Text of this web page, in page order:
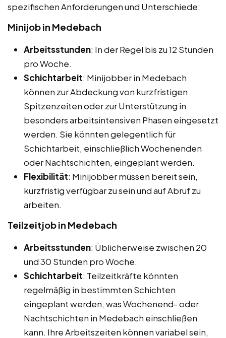
spezifischen Anforderungen und Unterschiede:
Minijob in Medebach
Arbeitsstunden: In der Regel bis zu 12 Stunden
pro Woche.
Schichtarbeit: Minijobber in Medebach
können zur Abdeckung von kurzfristigen
Spitzenzeiten oder zur Unterstützung in
besonders arbeitsintensiven Phasen eingesetzt
werden. Sie könnten gelegentlich für
Schichtarbeit, einschließlich Wochenenden
oder Nachtschichten, eingeplant werden.
Flexibilität: Minijobber müssen bereit sein,
kurzfristig verfügbar zu sein und auf Abruf zu
arbeiten.
Teilzeitjob in Medebach
Arbeitsstunden: Üblicherweise zwischen 20
und 30 Stunden pro Woche.
Schichtarbeit: Teilzeitkräfte könnten
regelmäßig in bestimmten Schichten
eingeplant werden, was Wochenend- oder
Nachtschichten in Medebach einschließen
kann. Ihre Arbeitszeiten können variabel sein,